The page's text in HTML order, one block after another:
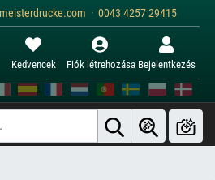
· 0043 4257 29415
Kedvencek Fiók létrehozása Bejelentkezés